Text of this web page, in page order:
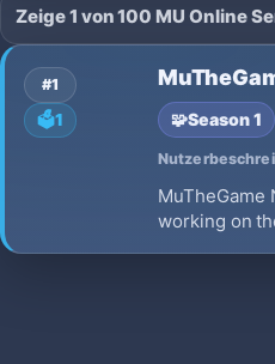
Zeige 1 von 100 MU Online
#1
🗳️1 🧩Season 1
MuTheGame
working on